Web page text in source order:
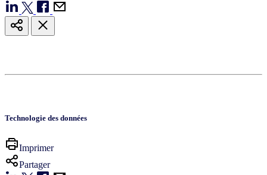
Technologie des données
Imprimer
Partager